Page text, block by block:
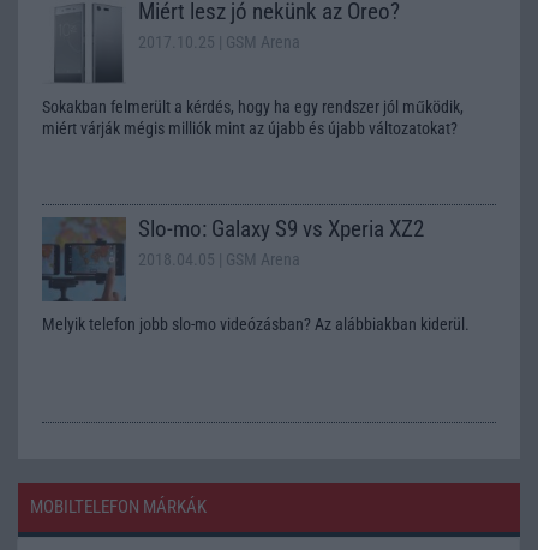
Miért lesz jó nekünk az Oreo?
2017.10.25 | GSM Arena
Sokakban felmerült a kérdés, hogy ha egy rendszer jól működik,
miért várják mégis milliók mint az újabb és újabb változatokat?
Slo-mo: Galaxy S9 vs Xperia XZ2
2018.04.05 | GSM Arena
Melyik telefon jobb slo-mo videózásban? Az alábbiakban kiderül.
MOBILTELEFON MÁRKÁK